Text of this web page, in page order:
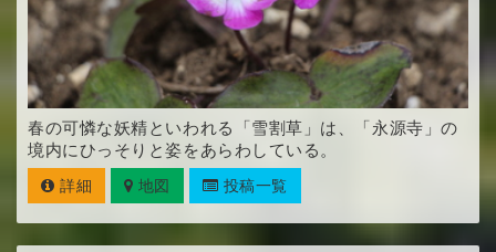
春の可憐な妖精といわれる「雪割草」は、「永源寺」の
境内にひっそりと姿をあらわしている。
詳細 地図 投稿一覧